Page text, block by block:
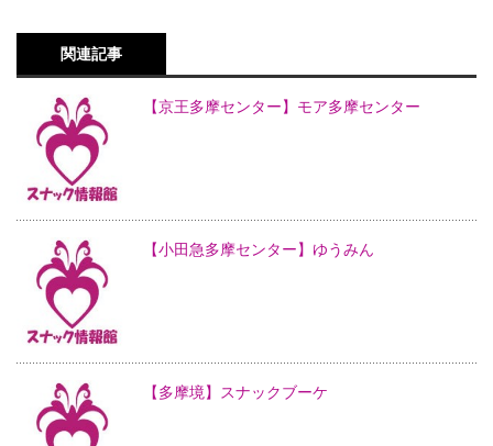
関連記事
【京王多摩センター】モア多摩センター
【小田急多摩センター】ゆうみん
【多摩境】スナックブーケ